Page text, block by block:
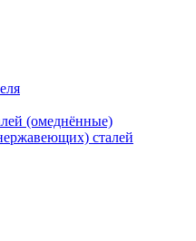
(омеднённые)
сталей